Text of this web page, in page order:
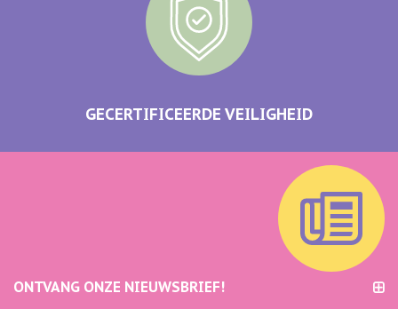
GECERTIFICEERDE VEILIGHEID
ONTVANG ONZE NIEUWSBRIEF!